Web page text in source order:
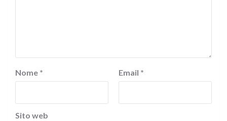
Nome * Email *
Sito web